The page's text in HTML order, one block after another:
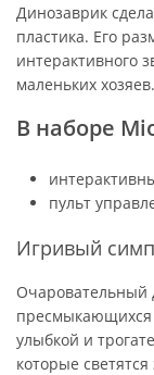
Динозаврик
пластика. Его
интерактивного
маленьких хозяев.
В наборе
пульт
Игривый
Очаровательный
пресмыкающихся
улыбкой и
которые